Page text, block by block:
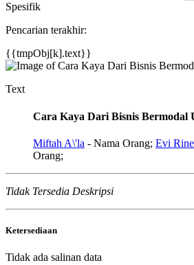
Spesifik
Pencarian terakhir:
{{tmpObj[k].text}}
Text
Cara Kaya Dari Bisnis Bermodal
Miftah A\'la - Nama Orang; Evi
Orang;
Tidak Tersedia Deskripsi
Ketersediaan
Tidak ada salinan data